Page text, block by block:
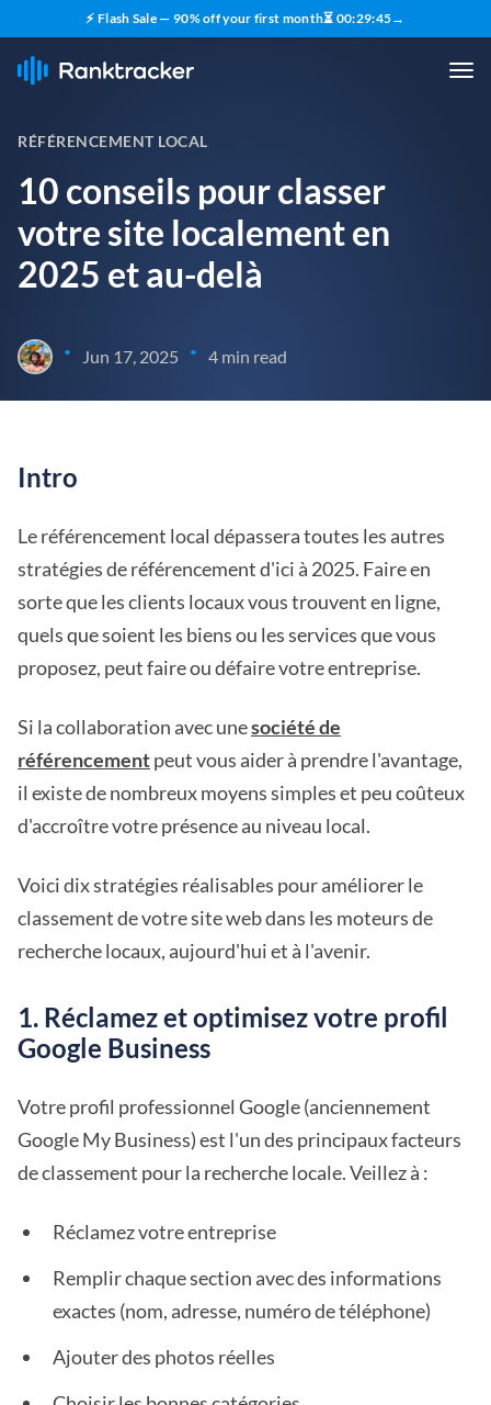
⚡ Flash Sale — 90% off your first month⏳ 00:29:44→
RÉFÉRENCEMENT LOCAL
10 conseils pour classer
votre site localement en
2025 et au-delà
• Jun 17, 2025 • 4 min read
Intro
Le référencement local dépassera toutes les autres
stratégies de référencement d'ici à 2025. Faire en
sorte que les clients locaux vous trouvent en ligne,
quels que soient les biens ou les services que vous
proposez, peut faire ou défaire votre entreprise.
Si la collaboration avec unesociété de
référencementpeut vous aider à prendre l'avantage,
il existe de nombreux moyens simples et peu coûteux
d'accroître votre présence au niveau local.
Voici dix stratégies réalisables pour améliorer le
classement de votre site web dans les moteurs de
recherche locaux, aujourd'hui et à l'avenir.
1. Réclamez et optimisez votre profil
Google Business
Votre profil professionnel Google (anciennement
Google My Business) est l'un des principaux facteurs
de classement pour la recherche locale. Veillez à :
Réclamez votre entreprise
Remplir chaque section avec des informations
exactes (nom, adresse, numéro de téléphone)
Ajouter des photos réelles